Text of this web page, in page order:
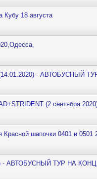
Кубу 18 августа
(14.01.2020) - АВТОБУСНЫЙ
(2 сентября
Красной шапочки 0401 и
- АВТОБУСНЫЙ ТУР НА